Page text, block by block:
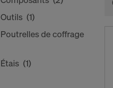
Outils (1)
Poutrelles de coffrage
Étais (1)